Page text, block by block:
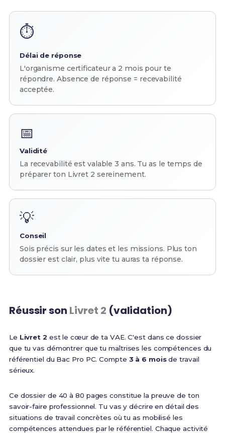
⏱️
Délai de réponse
L'organisme certificateur a 2 mois pour te
répondre. Absence de réponse = recevabilité
acceptée.
📅
Validité
La recevabilité est valable 3 ans. Tu as le temps de
préparer ton Livret 2 sereinement.
💡
Conseil
Sois précis sur les dates et les missions. Plus ton
dossier est clair, plus vite tu auras ta réponse.
Réussir son Livret 2 (validation)
Le Livret 2 est le cœur de ta VAE. C'est dans ce dossier
que tu vas démontrer que tu maîtrises les compétences du
référentiel du Bac Pro PC. Compte 3 à 6 moisde travail
sérieux.
Ce dossier de 40 à 80 pages constitue la preuve de ton
savoir-faire professionnel. Tu vas y décrire en détail des
situations de travail concrètes où tu as mobilisé les
compétences attendues par le référentiel. Chaque activité